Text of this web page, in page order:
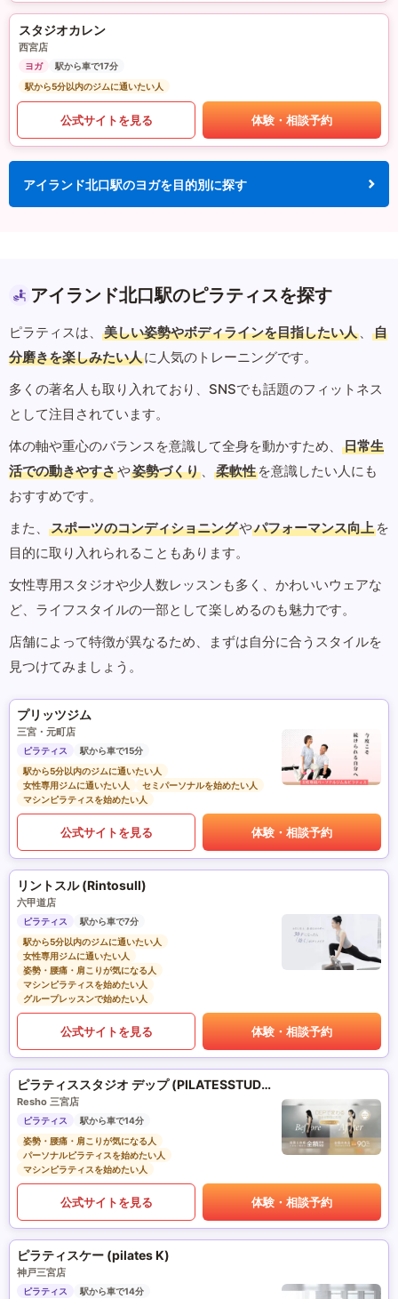
スタジオカレン
西宮店
ヨガ
駅から車で17分
駅から5分以内のジムに通いたい人
公式サイトを見る 体験・相談予約
アイランド北口駅のヨガを目的別に探す
アイランド北口駅のピラティスを探す
ピラティスは、 美しい姿勢やボディラインを目指したい人 、
自
分磨きを楽しみたい人に人気のトレーニングです。
多くの著名人も取り入れており、SNSでも話題のフィットネス
として注目されています。
体の軸や重心のバランスを意識して全身を動かすため、
日常生
活での動きやすさや姿勢づくり 、 柔軟性 を意識したい人にも
おすすめです。
また、
スポーツのコンディショニングやパフォーマンス向上 を
目的に取り入れられることもあります。
女性専用スタジオや少人数レッスンも多く、かわいいウェアな
ど、ライフスタイルの一部として楽しめるのも魅力です。
店舗によって特徴が異なるため、まずは自分に合うスタイルを
見つけてみましょう。
プリッツジム
三宮・元町店
ピラティス
駅から車で15分
駅から5分以内のジムに通いたい人
女性専用ジムに通いたい人
セミパーソナルを始めたい人
マシンピラティスを始めたい人
公式サイトを見る 体験・相談予約
リントスル (Rintosull)
六甲道店
ピラティス
駅から車で7分
駅から5分以内のジムに通いたい人
女性専用ジムに通いたい人
姿勢・腰痛・肩こりが気になる人
マシンピラティスを始めたい人
グループレッスンで始めたい人
公式サイトを見る 体験・相談予約
ピラティススタジオ デップ (PILATESSTUDIO DEP)
Resho 三宮店
ピラティス
駅から車で14分
姿勢・腰痛・肩こりが気になる人
パーソナルピラティスを始めたい人
マシンピラティスを始めたい人
公式サイトを見る 体験・相談予約
ピラティスケー (pilates K)
神戸三宮店
ピラティス
駅から車で14分